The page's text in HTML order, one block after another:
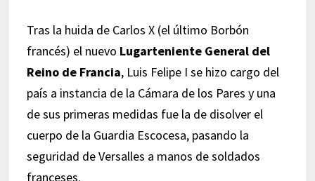
Tras la huida de Carlos X (el último Borbón
francés) el nuevo Lugarteniente General del
Reino de Francia, Luis Felipe I se hizo cargo del
país a instancia de la Cámara de los Pares y una
de sus primeras medidas fue la de disolver el
cuerpo de la Guardia Escocesa, pasando la
seguridad de Versalles a manos de soldados
franceses.